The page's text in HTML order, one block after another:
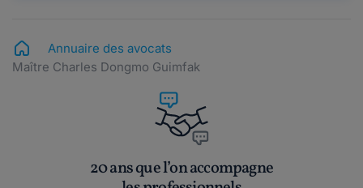
Annuaire des avocats
Maître Charles Dongmo Guimfak
20 ans que l’on accompagne